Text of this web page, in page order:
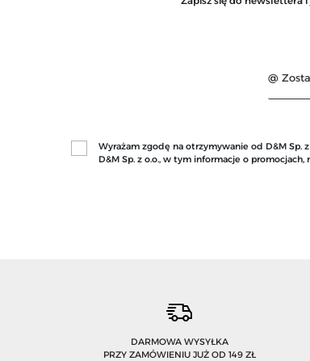
Wyrażam zgodę na otrzymywanie od D&M Sp.
D&M Sp. z o.o., w tym informacje o
DARMOWA WYSYŁKA
PRZY ZAMÓWIENIU JUŻ OD 149 ZŁ